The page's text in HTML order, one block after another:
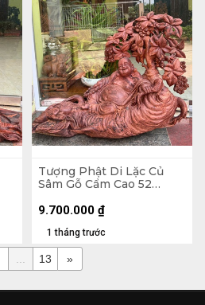
Tượng Phật Di Lặc Củ
Sâm Gỗ Cẩm Cao 52
1 tháng trước
9.700.000 ₫
13 »